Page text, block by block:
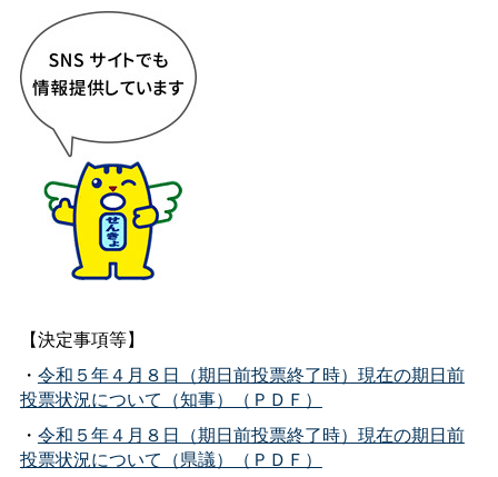
【決定事項等】
・ 令和５年４月８日（期日前投票終了時）現在の期日前
投票状況について（知事）（ＰＤＦ）
・ 令和５年４月８日（期日前投票終了時）現在の期日前
投票状況について（県議）（ＰＤＦ）